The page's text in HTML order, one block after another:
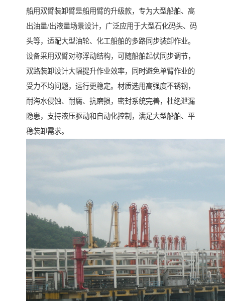
船用双臂装卸臂是船用臂的升级款，专为大型船舶、高
出油量/出液量场景设计，广泛应用于大型石化码头、码
头等，适配大型油轮、化工船舶的多路同步装卸作业。
设备采用双臂对称浮动结构，可随船舶起伏同步调节，
双路装卸设计大幅提升作业效率，同时避免单臂作业的
受力不均问题，运行更稳定。材质选用高强度不锈钢，
耐海水侵蚀、耐腐、抗磨损，密封系统完善，杜绝泄漏
隐患，支持液压驱动和自动化控制，满足大型船舶、平
稳装卸需求。